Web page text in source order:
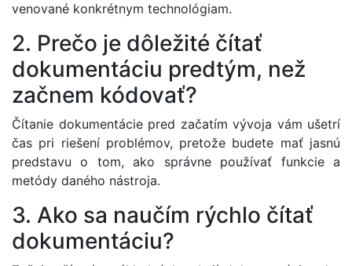
venované konkrétnym technológiam.
2. Prečo je dôležité čítať
dokumentáciu predtým, než
začnem kódovať?
Čítanie dokumentácie pred začatím vývoja vám ušetrí
čas pri riešení problémov, pretože budete mať jasnú
predstavu o tom, ako správne používať funkcie a
metódy daného nástroja.
3. Ako sa naučím rýchlo čítať
dokumentáciu?